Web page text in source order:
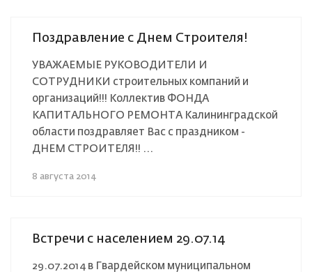
Поздравление с Днем Строителя!
УВАЖАЕМЫЕ РУКОВОДИТЕЛИ И
СОТРУДНИКИ строительных компаний и
организаций!!! Коллектив ФОНДА
КАПИТАЛЬНОГО РЕМОНТА Калининградской
области поздравляет Вас с праздником -
ДНЕМ СТРОИТЕЛЯ!! ...
8 августа 2014
Встречи с населением 29.07.14
29.07.2014 в Гвардейском муниципальном